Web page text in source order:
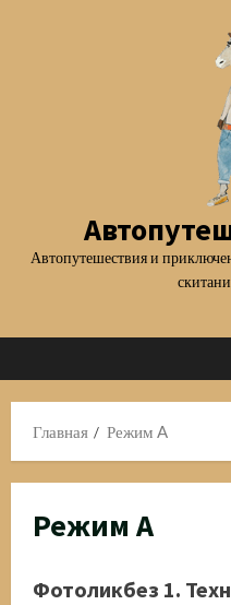
Автопутешествия и
Главная Режим A
Режим A
Фотоликбез 1.